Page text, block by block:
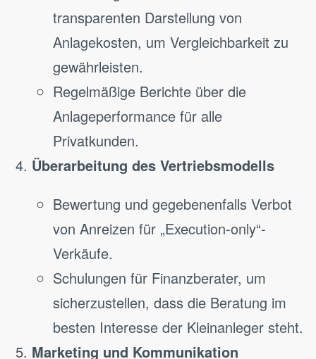
transparenten Darstellung von
Anlagekosten, um Vergleichbarkeit zu
gewährleisten.
Regelmäßige Berichte über die
Anlageperformance für alle
Privatkunden.
Überarbeitung des Vertriebsmodells
Bewertung und gegebenenfalls Verbot
von Anreizen für „Execution-only“-
Verkäufe.
Schulungen für Finanzberater, um
sicherzustellen, dass die Beratung im
besten Interesse der Kleinanleger steht.
Marketing und Kommunikation